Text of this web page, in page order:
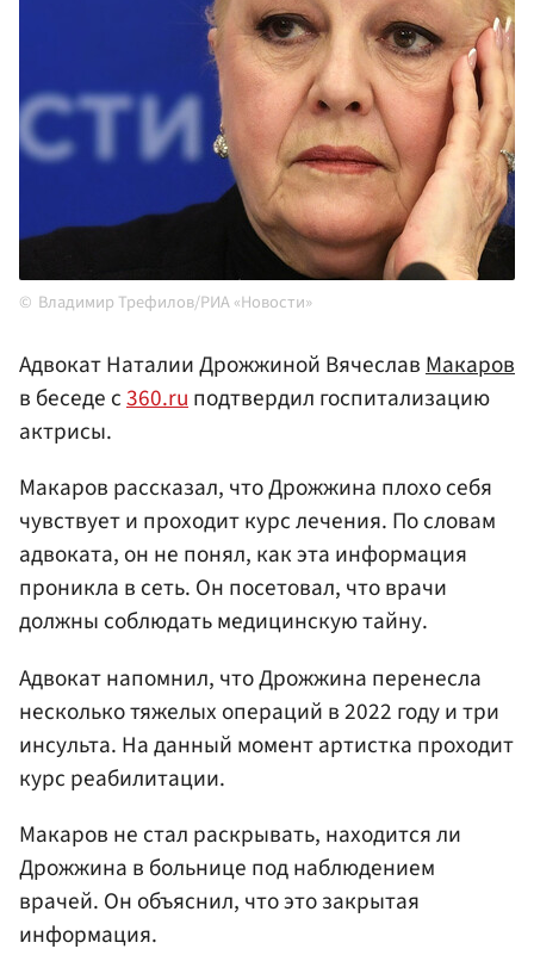
Владимир Трефилов/РИА «Новости»
Адвокат Наталии Дрожжиной ВячеславМакаров
в беседе с360.ruподтвердил госпитализацию
актрисы.
Макаров рассказал, что Дрожжина плохо себя
чувствует и проходит курс лечения. По словам
адвоката, он не понял, как эта информация
проникла в сеть. Он посетовал, что врачи
должны соблюдать медицинскую тайну.
Адвокат напомнил, что Дрожжина перенесла
несколько тяжелых операций в 2022 году и три
инсульта. На данный момент артистка проходит
курс реабилитации.
Макаров не стал раскрывать, находится ли
Дрожжина в больнице под наблюдением
врачей. Он объяснил, что это закрытая
информация.